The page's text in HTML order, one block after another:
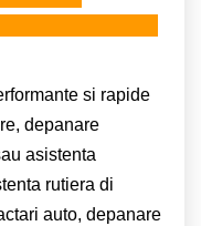
si rapide
depanare
asistenta
rutiera di
auto, depanare